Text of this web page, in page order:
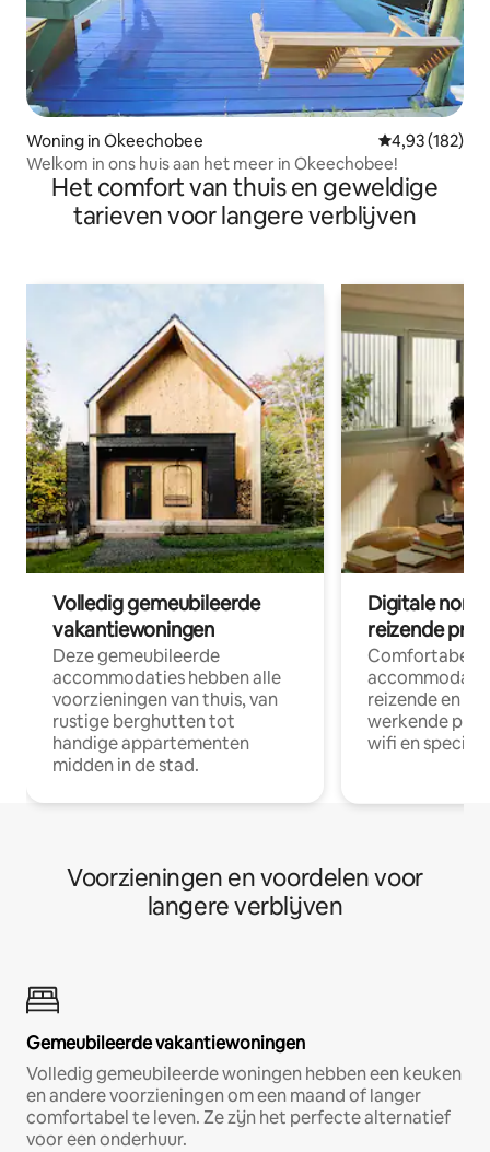
Woning in Okeechobee Gemiddelde
4,93 (182)
Welkom in ons huis aan het meer in Okeechobee!
Het comfort van thuis en geweldige
tarieven voor langere verblijven
Volledig gemeubileerde
vakantiewoningen
Deze gemeubileerde
accommodaties hebben alle
voorzieningen van thuis, van
rustige berghutten tot
handige appartementen
midden in de stad.
Digitale
reizende
Comfortabele
reizende en
werkende
wifi en
Voorzieningen en voordelen voor
langere verblijven
Gemeubileerde vakantiewoningen
Volledig gemeubileerde woningen hebben een keuken
en andere voorzieningen om een maand of langer
comfortabel te leven. Ze zijn het perfecte alternatief
voor een onderhuur.